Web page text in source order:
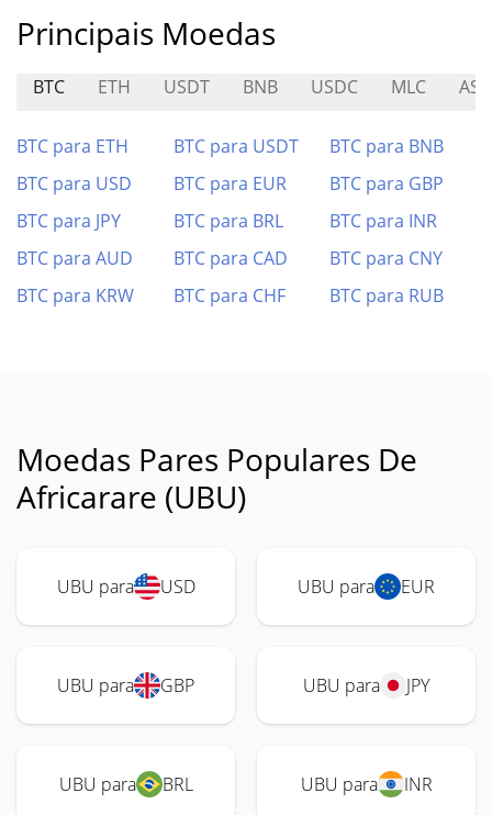
Principais Moedas
BTC ETH USDT BNB USDC MLC
BTC para ETH BTC para USDT
BTC para BNB
BTC para USD
BTC para EUR
BTC para GBP
BTC para JPY
BTC para BRL
BTC para INR
BTC para AUD
BTC para CAD
BTC para CNY
BTC para KRW
BTC para CHF BTC para RUB
Moedas Pares Populares De
Africarare (UBU)
UBU para USD UBU para EUR
UBU para GBP UBU para JPY
UBU para BRL UBU para INR